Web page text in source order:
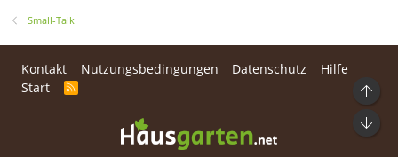
Small-Talk
Kontakt Nutzungsbedingungen Datenschutz
Hilfe
Start
R